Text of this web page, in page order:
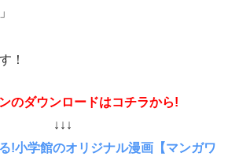
！
のダウンロードはコチラから!
↓↓↓
!小学館のオリジナル漫画【マンガワ